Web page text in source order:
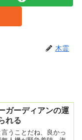
木霊
ガーディアンの運
れる
うことだね、良かっ